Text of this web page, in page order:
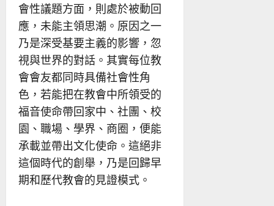
會性議題方面，則處於被動回
應，未能主領思潮。原因之一
乃是深受基要主義的影響，忽
視與世界的對話。其實每位教
會會友都同時具備社會性角
色，若能把在教會中所領受的
福音使命帶回家中、社團、校
園、職場、學界、商圈，便能
承載並帶出文化使命。這絕非
這個時代的創舉，乃是回歸早
期和歷代教會的見證模式。